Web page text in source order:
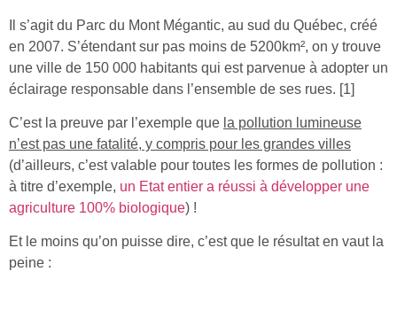
Il s’agit du Parc du Mont Mégantic, au sud du Québec, créé
en 2007. S’étendant sur pas moins de 5200km², on y trouve
une ville de 150 000 habitants qui est parvenue à adopter un
éclairage responsable dans l’ensemble de ses rues. [1]
C’est la preuve par l’exemple que la pollution lumineuse
n’est pas une fatalité, y compris pour les grandes villes
(d’ailleurs, c’est valable pour toutes les formes de pollution :
à titre d’exemple, un Etat entier a réussi à développer une
agriculture 100% biologique) !
Et le moins qu’on puisse dire, c’est que le résultat en vaut la
peine :